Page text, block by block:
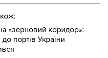
«зерновий коридор»:
до портів України